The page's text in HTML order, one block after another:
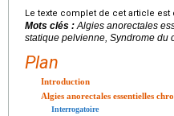
Le texte complet de cet article est
Mots clés :Algies anorectales
statique pelvienne, Syndrome du
Plan
Introduction
Algies anorectales essentielles
Interrogatoire